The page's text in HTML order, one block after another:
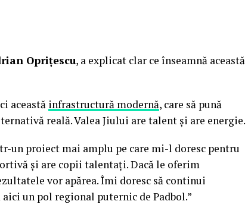
Oprițescu, a explicat clar ce înseamnă această
această infrastructură modernă, care să pună
reală. Valea Jiului are talent și are energie.
un proiect mai amplu pe care mi-l doresc pentru
și are copii talentați. Dacă le oferim
vor apărea. Îmi doresc să continui
un pol regional puternic de Padbol.”